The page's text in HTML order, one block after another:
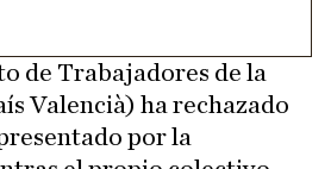
de Trabajadores de la
Valencià) ha rechazado
por la